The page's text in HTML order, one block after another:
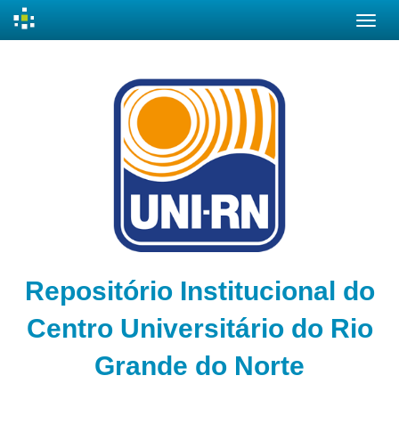
Repositório Institucional do
Centro Universitário do Rio
Grande do Norte